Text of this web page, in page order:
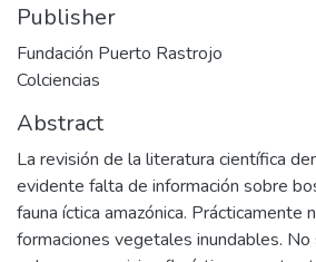
Publisher
Fundación Puerto Rastrojo
Colciencias
Abstract
La revisión de la literatura científica
evidente falta de información sobre
fauna íctica amazónica. Prácticamente
formaciones vegetales inundables.